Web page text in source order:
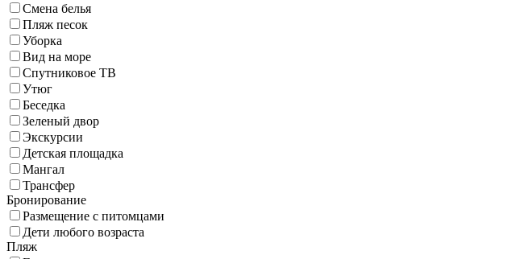
Смена белья
Пляж песок
Уборка
Вид на море
Спутниковое ТВ
Утюг
Беседка
Зеленый двор
Экскурсии
Детская площадка
Мангал
Трансфер
Бронирование
Размещение с питомцами
Дети любого возраста
Пляж